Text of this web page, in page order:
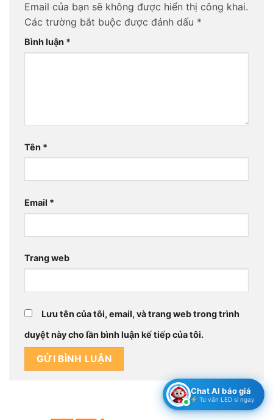
Email của bạn sẽ không được hiển thị công khai.
Các trường bắt buộc được đánh dấu *
Bình luận *
Tên *
Email *
Trang web
Lưu tên của tôi, email, và trang web trong trình
duyệt này cho lần bình luận kế tiếp của tôi.
Chat AI báo giá
Tư vấn LED sỉ ngay